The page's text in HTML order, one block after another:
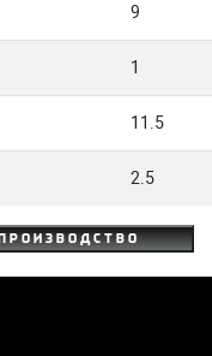
9
1
11.5
2.5